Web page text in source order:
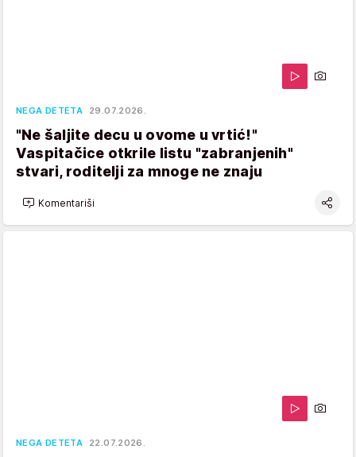
NEGA DETETA 29.07.2026.
"Ne šaljite decu u ovome u vrtić!"
Vaspitačice otkrile listu "zabranjenih"
stvari, roditelji za mnoge ne znaju
Komentariši
NEGA DETETA 22.07.2026.